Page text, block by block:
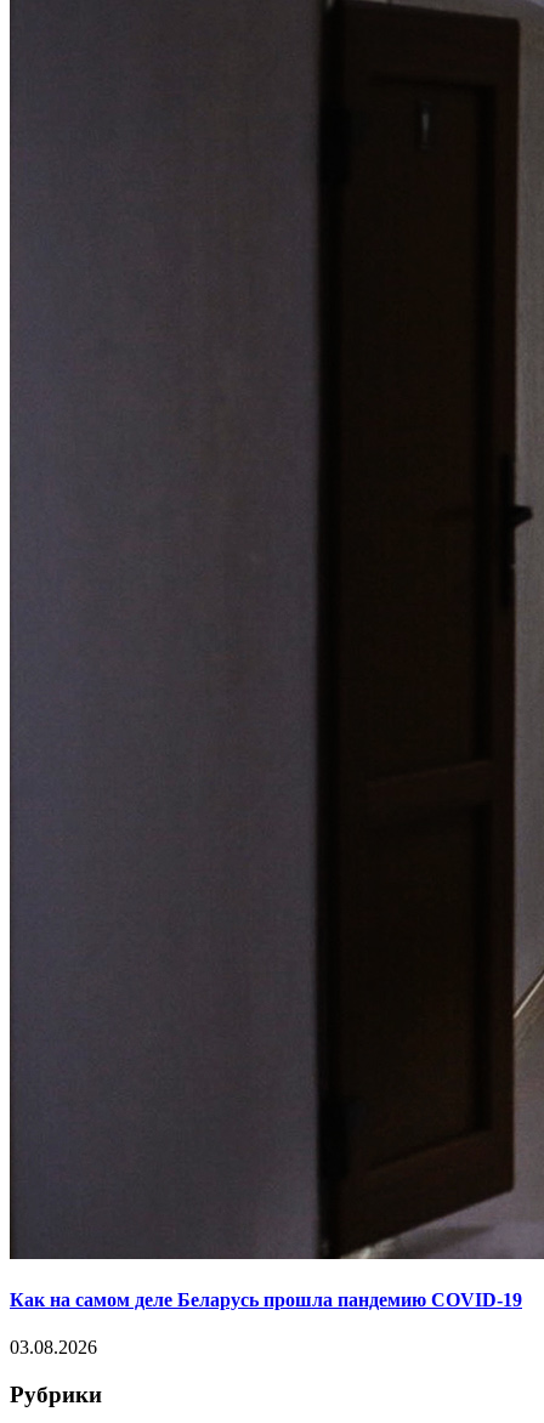
Как на самом деле Беларусь прошла пандемию COVID-19
03.08.2026
Рубрики